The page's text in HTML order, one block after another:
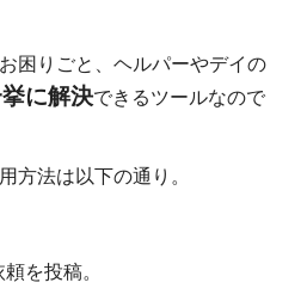
困りごと、ヘルパーやデイの
に解決できるツールなので
方法は以下の通り。
を投稿。